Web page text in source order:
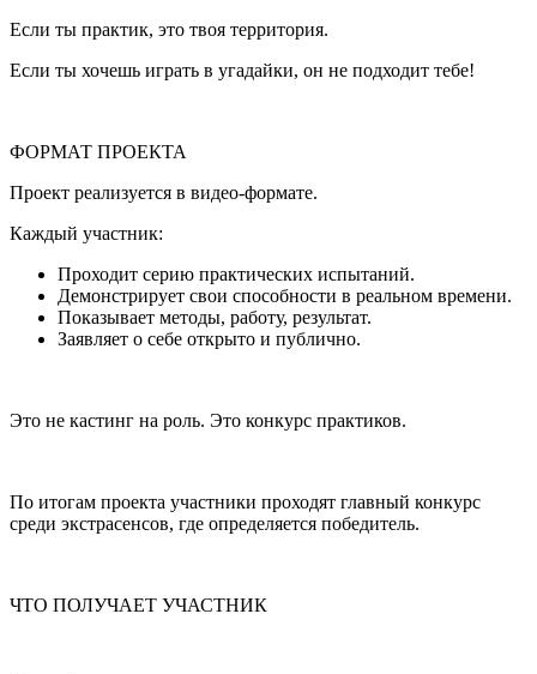
Если ты практик, это твоя территория.
Если ты хочешь играть в угадайки, он не подходит тебе!
ФОРМАТ ПРОЕКТА
Проект реализуется в видео-формате.
Каждый участник:
Проходит серию практических испытаний.
Демонстрирует свои способности в реальном времени.
Показывает методы, работу, результат.
Заявляет о себе открыто и публично.
Это не кастинг на роль. Это конкурс практиков.
По итогам проекта участники проходят главный конкурс
среди экстрасенсов, где определяется победитель.
ЧТО ПОЛУЧАЕТ УЧАСТНИК